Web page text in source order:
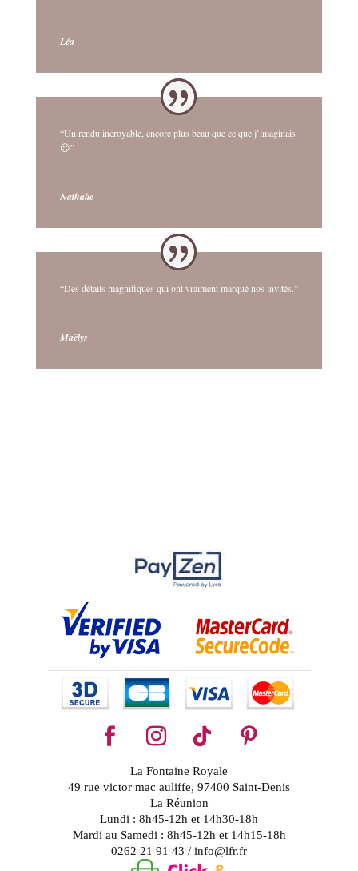
Léa
“Un rendu incroyable, encore plus beau que ce que j’imaginais
😍”
Nathalie
“Des détails magnifiques qui ont vraiment marqué nos invités.”
Maëlys
La Fontaine Royale
49 rue victor mac auliffe, 97400 Saint-Denis
La Réunion
Lundi : 8h45-12h et 14h30-18h
Mardi au Samedi : 8h45-12h et 14h15-18h
0262 21 91 43 / info@lfr.fr